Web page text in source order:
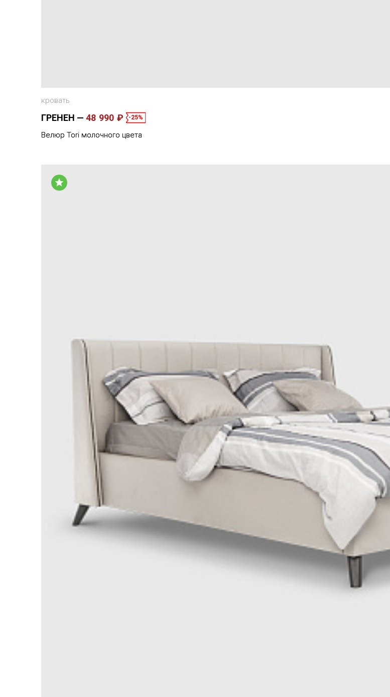
кровать
ГРЕНЕН 48 990 ₽ -25%
Велюр Tori молочного цвета